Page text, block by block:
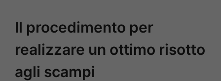
Il procedimento per
realizzare un ottimo risotto
agli scampi